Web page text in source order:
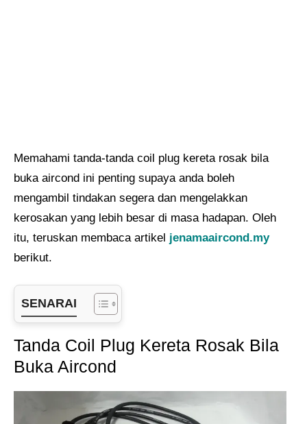
Memahami tanda-tanda coil plug kereta rosak bila
buka aircond ini penting supaya anda boleh
mengambil tindakan segera dan mengelakkan
kerosakan yang lebih besar di masa hadapan. Oleh
itu, teruskan membaca artikel jenamaaircond.my
berikut.
SENARAI
Tanda Coil Plug Kereta Rosak Bila
Buka Aircond